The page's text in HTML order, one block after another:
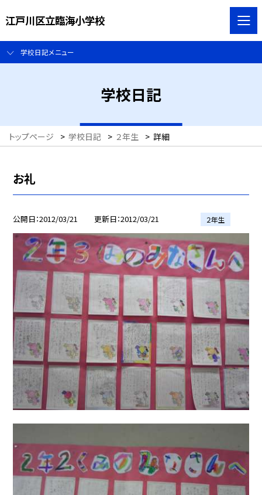
江戸川区立臨海小学校
学校日記メニュー
学校日記
トップページ > 学校日記 > ２年生 > 詳細
お礼
公開日 2012/03/21 更新日 2012/03/21 ２年生